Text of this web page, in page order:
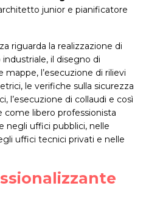
junior e pianificatore
riguarda la realizzazione di
il disegno di
l’esecuzione di rilievi
le verifiche sulla sicurezza
l’esecuzione di collaudi e così
come libero professionista
negli uffici pubblici, nelle
uffici tecnici privati e nelle